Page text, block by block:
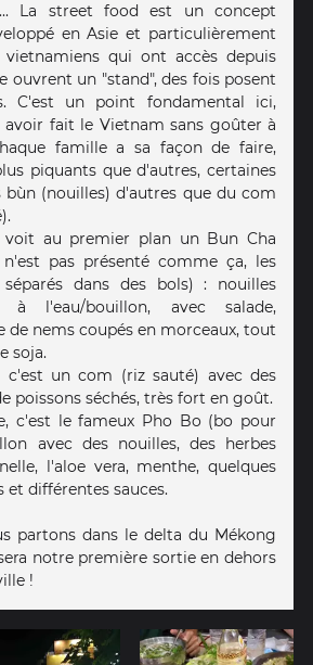
La street food est un concept
en Asie et particulièrement
qui ont accès depuis
ouvrent un "stand", des fois posent
C'est un point fondamental ici,
avoir fait le Vietnam sans goûter à
famille a sa façon de faire,
piquants que d'autres, certaines
bùn (nouilles) d'autres que du com
au premier plan un Bun Cha
pas présenté comme ça, les
dans des bols) : nouilles
à l'eau/bouillon, avec salade,
de nems coupés en morceaux, tout
soja.
c'est un com (riz sauté) avec des
poissons séchés, très fort en goût.
c'est le fameux Pho Bo (bo pour
avec des nouilles, des herbes
l'aloe vera, menthe, quelques
différentes sauces.
partons dans le delta du Mékong
notre première sortie en dehors
!